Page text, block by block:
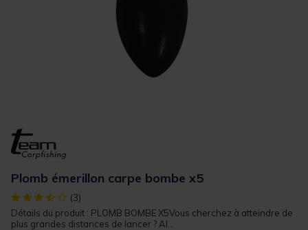
Plomb émerillon carpe bombe x5
[object Object] out of 5 Customer Rating
(3)
Détails du produit : PLOMB BOMBE X5Vous cherchez à atteindre de
plus grandes distances de lancer ? Al...